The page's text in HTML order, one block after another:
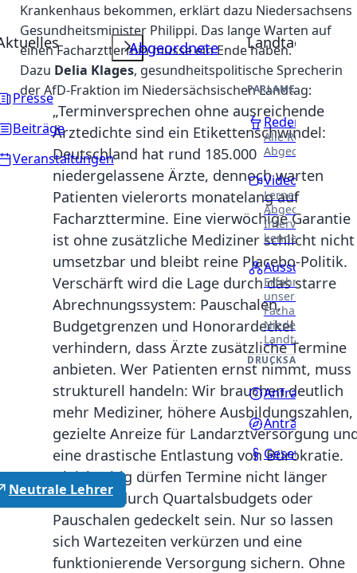
Presse
Beiträge
Veranstaltungen
Abgeordnete Landtag
PARLAMENTARISCHE
Reden
Alle Reden
Abgeordneten.
Videothek
Lernen Sie
Abgeordneten in
Interviews näher
kennen.
Ausschüsse
Erfahren Sie
unsere Arbeit in
Landtages.
DRUCKSACHEN
Anfragen
Anträge
Neutrale Lehrer
Krankenhaus bekommen, erklärt dazu Niedersachsens
Gesundheitsminister Philippi. Das lange Warten auf
einen Facharzttermin müsse ein Ende haben.
Dazu Delia Klages, gesundheitspolitische Sprecherin
der AfD-Fraktion im Niedersächsischen Landtag:
„Terminversprechen ohne ausreichende
Ärztedichte sind ein Etikettenschwindel:
Deutschland hat rund 185.000
niedergelassene Ärzte, dennoch warten
Patienten vielerorts monatelang auf
Facharzttermine. Eine vierwöchige Garantie
ist ohne zusätzliche Mediziner schlicht nicht
umsetzbar und bleibt reine Placebo-Politik.
Verschärft wird die Lage durch das starre
Abrechnungssystem: Pauschalen,
Budgetgrenzen und Honorardeckel
verhindern, dass Ärzte zusätzliche Termine
anbieten. Wer Patienten ernst nimmt, muss
strukturell handeln: Wir brauchen deutlich
mehr Mediziner, höhere Ausbildungszahlen,
gezielte Anreize für Landarztversorgung
eine drastische Entlastung von Bürokratie.
Gleichzeitig dürfen Termine nicht länger
künstlich durch Quartalsbudgets oder
Pauschalen gedeckelt sein. Nur so lassen
sich Wartezeiten verkürzen und eine
funktionierende Versorgung sichern. Ohne